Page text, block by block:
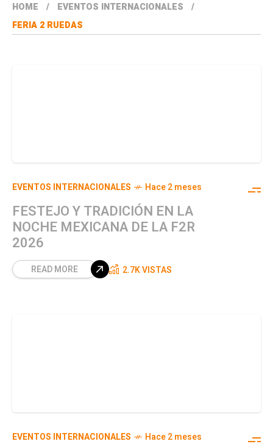
HOME
EVENTOS INTERNACIONALES
FERIA 2 RUEDAS
EVENTOS INTERNACIONALES Hace 2 meses
FESTEJO Y TRADICIÓN EN LA
NOCHE MEXICANA DE LA F2R
2026
READ MORE 2.7K VISTAS
EVENTOS INTERNACIONALES Hace 2 meses